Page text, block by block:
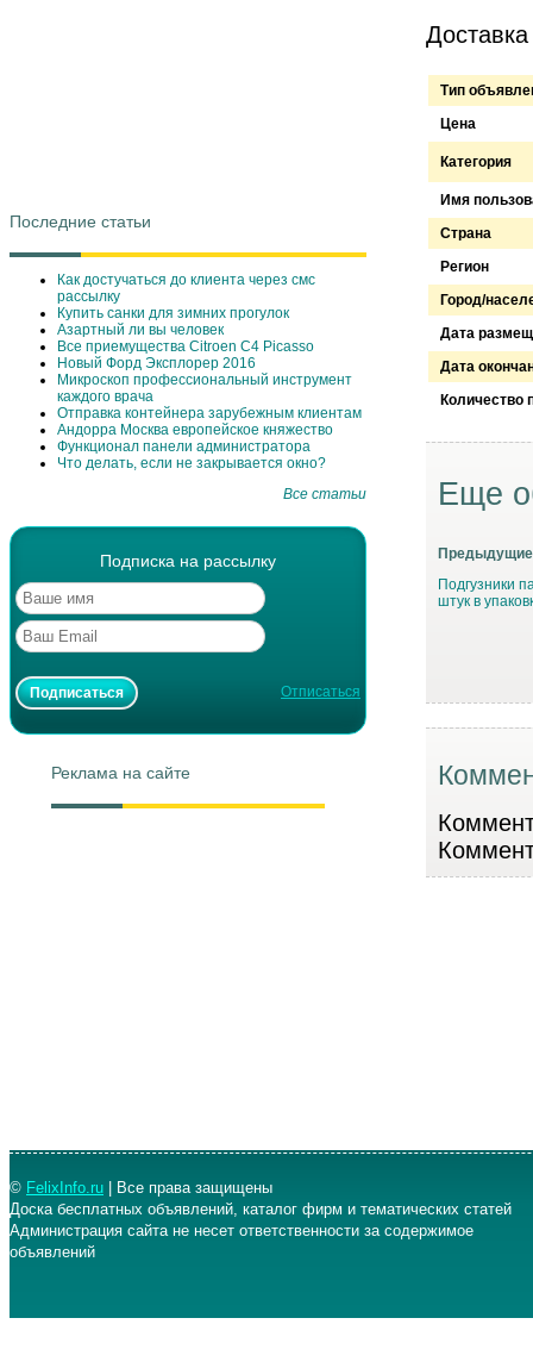
Последние статьи
Как достучаться до клиента через смс
рассылку
Купить санки для зимних прогулок
Азартный ли вы человек
Все приемущества Сitroen C4 Picasso
Новый Форд Эксплорер 2016
Микроскоп профессиональный инструмент
каждого врача
Отправка контейнера зарубежным клиентам
Андорра Москва европейское княжество
Функционал панели администратора
Что делать, если не закрывается окно?
Все статьи
Подписка на рассылку
Отписаться
Реклама на сайте
Тип
Цена
Категория
Имя
Страна
Регион
Город/
Дата
Дата
Количество
Еще
Предыдущие
Подгузники
штук в
© FelixInfo.ru | Все права защищены
Доска бесплатных объявлений, каталог фирм и тематических статей
Администрация сайта не несет ответственности за содержимое
объявлений